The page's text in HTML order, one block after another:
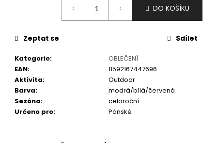
DO KOŠÍKU
Kategorie:
OBLEČENÍ
EAN:
8592167447696
Aktivita:
Outdoor
Barva:
modrá/bílá/červená
Sezóna:
celoroční
Určeno pro: Pánské
Zeptat se Sdílet